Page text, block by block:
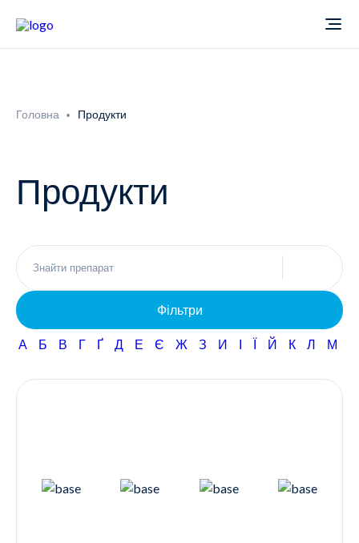
Новини
Неврологія
Фармаконагляд
Кар'єра
Головна Продукти
Продукти
Фільтри
А Б В Г Ґ Д Е Є Ж З И І Ї Й К Л М